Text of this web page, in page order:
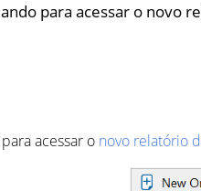
para acessar o novo
acessar o novo relatório